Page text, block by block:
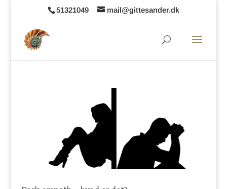
51321049 mail@gittesander.dk